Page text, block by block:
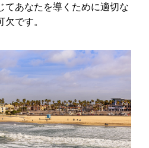
てあなたを導くために適切な
です。